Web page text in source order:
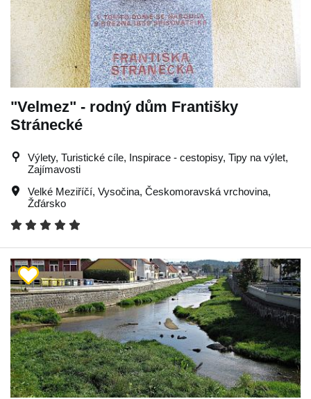
"Velmez" - rodný dům Františky
Stránecké
Výlety, Turistické cíle, Inspirace - cestopisy, Tipy na výlet,
Zajímavosti
Velké Meziříčí, Vysočina, Českomoravská vrchovina,
Žďársko